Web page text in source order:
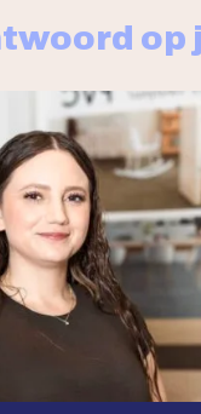
op